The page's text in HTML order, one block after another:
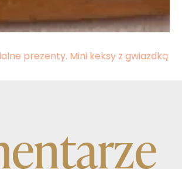
prezenty. Mini keksy z gwiazdką